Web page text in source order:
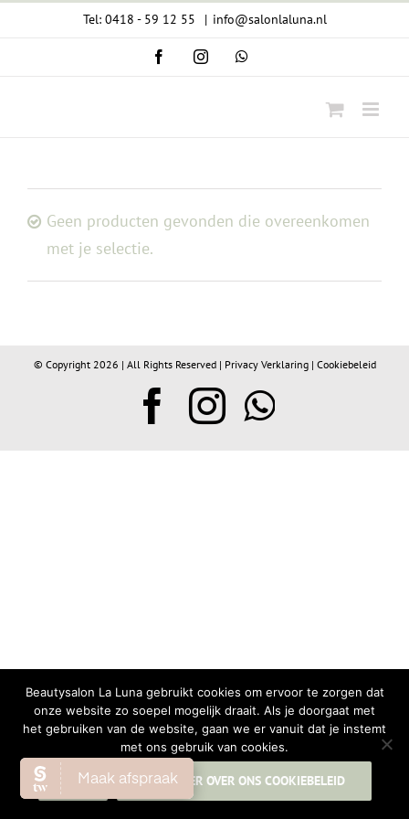
Tel: 0418 - 59 12 55 | info@salonlaluna.nl
FacebookInstagramWhatsApp
Geen producten gevonden die overeenkomen
met je selectie.
© Copyright 2026 | All Rights Reserved | Privacy Verklaring| Cookiebeleid
Facebook
Instagram
Beautysalon La Luna gebruikt cookies om ervoor te zorgen dat
onze website zo soepel mogelijk draait. Als je doorgaat met
het gebruiken van de website, gaan we er vanuit dat je instemt
met ons gebruik van cookies.
OK LEES MEER OVER ONS COOKIEBELEID